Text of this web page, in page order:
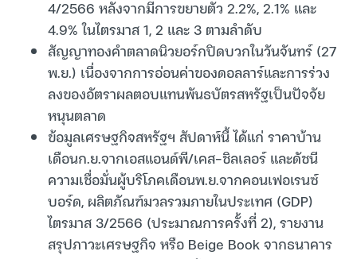
4/2566 หลังจากมีการขยายตัว 2.2%, 2.1% และ
4.9% ในไตรมาส 1, 2 และ 3 ตามลำดับ
สัญญาทองคำตลาดนิวยอร์กปิดบวกในวันจันทร์ (27
พ.ย.) เนื่องจากการอ่อนค่าของดอลลาร์และการร่วง
ลงของอัตราผลตอบแทนพันธบัตรสหรัฐเป็นปัจจัย
หนุนตลาด
ข้อมูลเศรษฐกิจสหรัฐฯ สัปดาห์นี้ ได้แก่ ราคาบ้าน
เดือนก.ย.จากเอสแอนด์พี/เคส-ชิลเลอร์ และดัชนี
ความเชื่อมั่นผู้บริโภคเดือนพ.ย.จากคอนเฟอเรนซ์
บอร์ด, ผลิตภัณฑ์มวลรวมภายในประเทศ (GDP)
ไตรมาส 3/2566 (ประมาณการครั้งที่ 2), รายงาน
สรุปภาวะเศรษฐกิจ หรือ Beige Book จากธนาคาร